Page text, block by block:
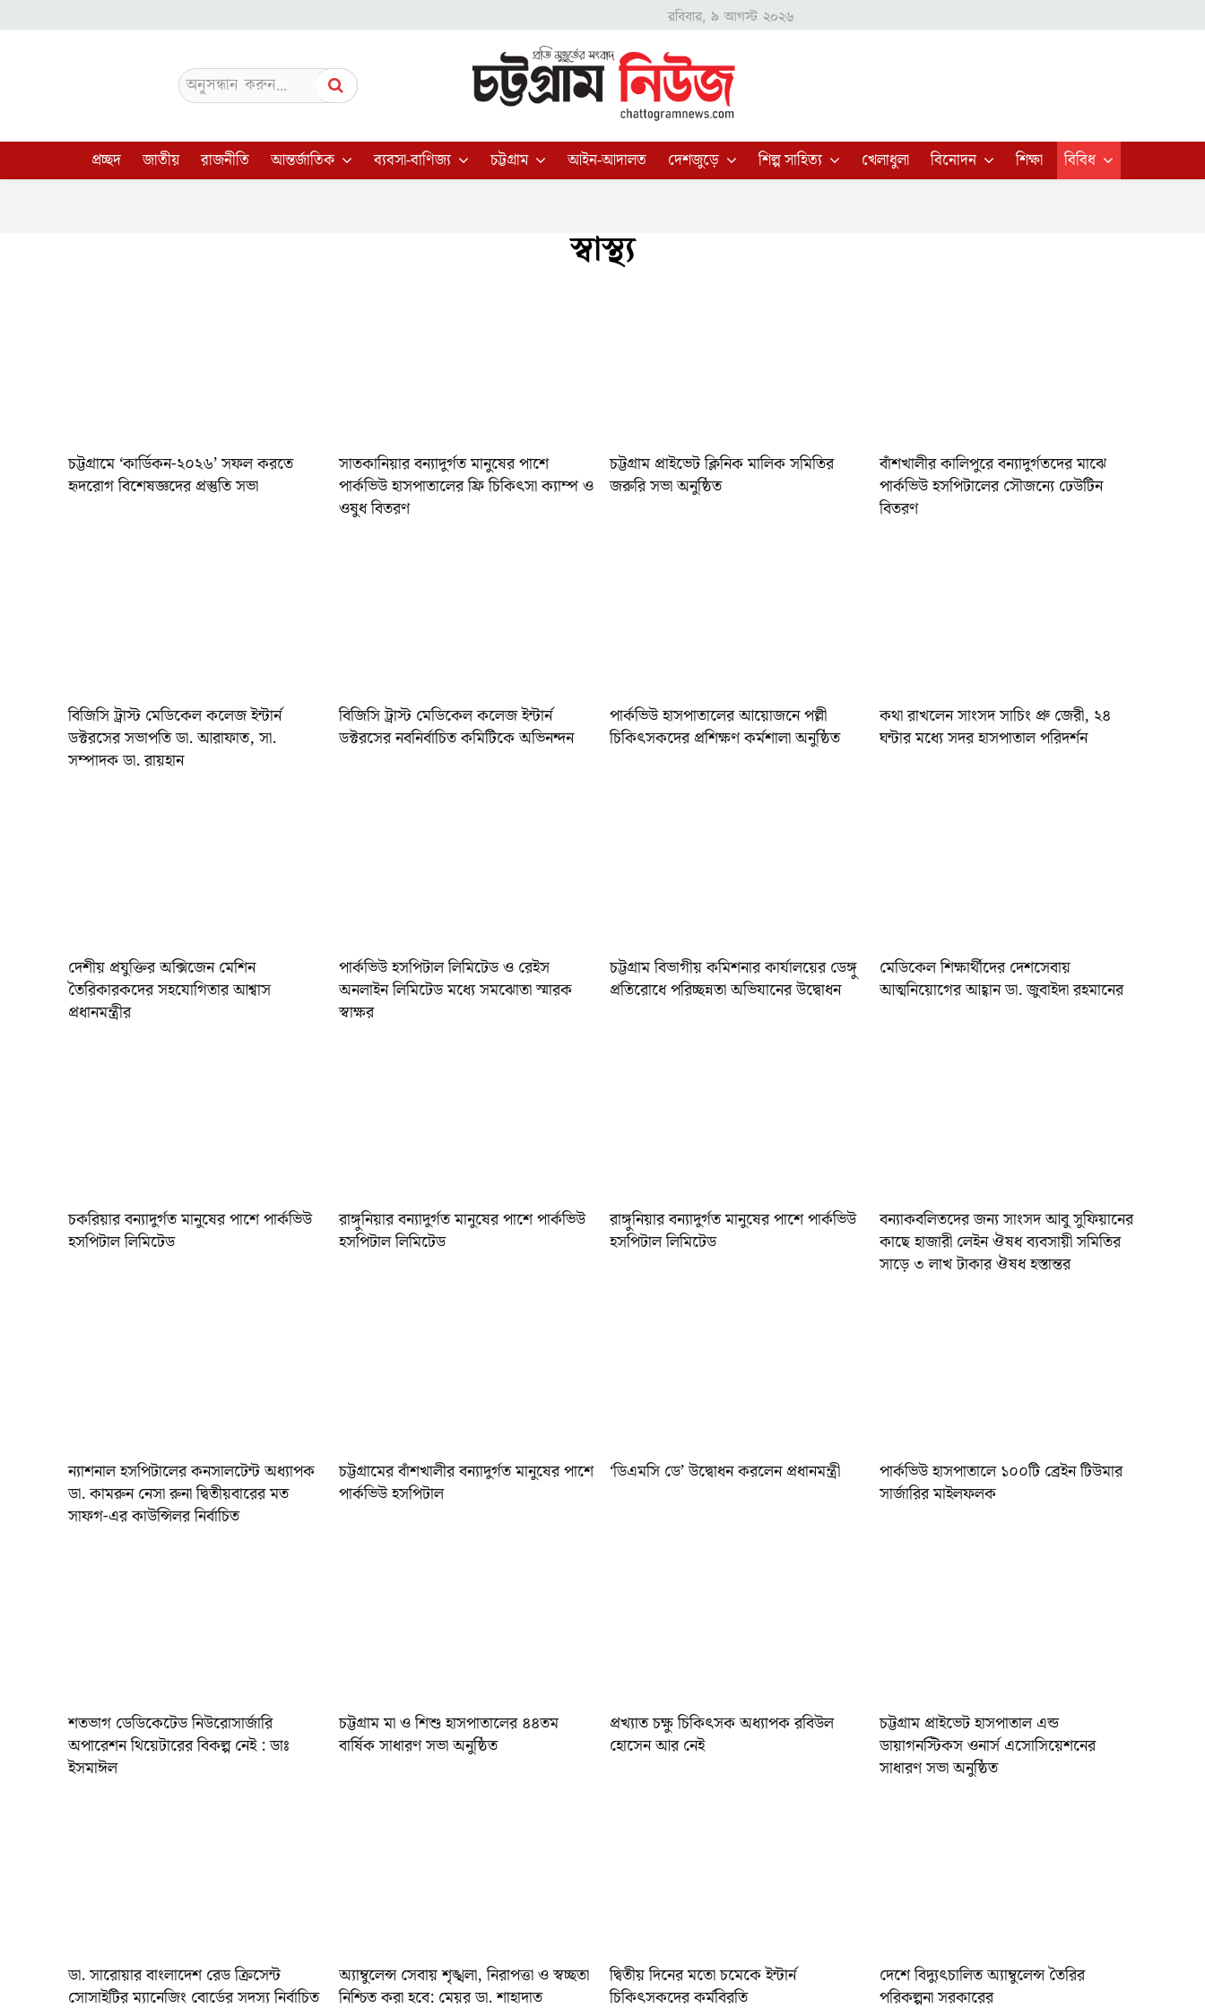
রবিবার, ৯ আগস্ট ২০২৬
অনুসন্ধান করুন...
প্রচ্ছদ জাতীয় রাজনীতি আন্তর্জাতিক ব্যবসা-বাণিজ্য চট্টগ্রাম আইন-আদালত দেশজুড়ে শিল্প সাহিত্য খেলাধুলা বিনোদন শিক্ষা বিবিধ
স্বাস্থ্য
চট্টগ্রামে ‘কার্ডিকন-২০২৬’ সফল করতে
হৃদরোগ বিশেষজ্ঞদের প্রস্তুতি সভা
সাতকানিয়ার বন্যাদুর্গত মানুষের পাশে
পার্কভিউ হাসপাতালের ফ্রি চিকিৎসা ক্যাম্প ও
ওষুধ বিতরণ
চট্টগ্রাম প্রাইভেট ক্লিনিক মালিক সমিতির
জরুরি সভা অনুষ্ঠিত
বাঁশখালীর কালিপুরে বন্যাদুর্গতদের মাঝে
পার্কভিউ হসপিটালের সৌজন্যে ঢেউটিন
বিতরণ
বিজিসি ট্রাস্ট মেডিকেল কলেজ ইন্টার্ন
ডক্টরসের সভাপতি ডা. আরাফাত, সা.
সম্পাদক ডা. রায়হান
বিজিসি ট্রাস্ট মেডিকেল কলেজ ইন্টার্ন
ডক্টরসের নবনির্বাচিত কমিটিকে অভিনন্দন
পার্কভিউ হাসপাতালের আয়োজনে পল্লী
চিকিৎসকদের প্রশিক্ষণ কর্মশালা অনুষ্ঠিত
কথা রাখলেন সাংসদ সাচিং প্রু জেরী, ২৪
ঘন্টার মধ্যে সদর হাসপাতাল পরিদর্শন
দেশীয় প্রযুক্তির অক্সিজেন মেশিন
তৈরিকারকদের সহযোগিতার আশ্বাস
প্রধানমন্ত্রীর
পার্কভিউ হসপিটাল লিমিটেড ও রেইস
অনলাইন লিমিটেড মধ্যে সমঝোতা স্মারক
স্বাক্ষর
চট্টগ্রাম বিভাগীয় কমিশনার কার্যালয়ের ডেঙ্গু
প্রতিরোধে পরিচ্ছন্নতা অভিযানের উদ্বোধন
মেডিকেল শিক্ষার্থীদের দেশসেবায়
আত্মনিয়োগের আহ্বান ডা. জুবাইদা রহমানের
চকরিয়ার বন্যাদুর্গত মানুষের পাশে পার্কভিউ
হসপিটাল লিমিটেড
রাঙ্গুনিয়ার বন্যাদুর্গত মানুষের পাশে পার্কভিউ
হসপিটাল লিমিটেড
রাঙ্গুনিয়ার বন্যাদুর্গত মানুষের পাশে পার্কভিউ
হসপিটাল লিমিটেড
বন্যাকবলিতদের জন্য সাংসদ আবু সুফিয়ানের
কাছে হাজারী লেইন ঔষধ ব্যবসায়ী সমিতির
সাড়ে ৩ লাখ টাকার ঔষধ হস্তান্তর
ন্যাশনাল হসপিটালের কনসালটেন্ট অধ্যাপক
ডা. কামরুন নেসা রুনা দ্বিতীয়বারের মত
সাফগ-এর কাউন্সিলর নির্বাচিত
চট্টগ্রামের বাঁশখালীর বন্যাদুর্গত মানুষের পাশে
পার্কভিউ হসপিটাল
‘ডিএমসি ডে’ উদ্বোধন করলেন প্রধানমন্ত্রী
পার্কভিউ হাসপাতালে ১০০টি ব্রেইন টিউমার
সার্জারির মাইলফলক
শতভাগ ডেডিকেটেড নিউরোসার্জারি
অপারেশন থিয়েটারের বিকল্প নেই : ডাঃ
ইসমাঈল
চট্টগ্রাম মা ও শিশু হাসপাতালের ৪৪তম
বার্ষিক সাধারণ সভা অনুষ্ঠিত
প্রখ্যাত চক্ষু চিকিৎসক অধ্যাপক রবিউল
হোসেন আর নেই
চট্টগ্রাম প্রাইভেট হাসপাতাল এন্ড
ডায়াগনস্টিকস ওনার্স এসোসিয়েশনের
সাধারণ সভা অনুষ্ঠিত
ডা. সারোয়ার বাংলাদেশ রেড ক্রিসেন্ট
সোসাইটির ম‍্যানেজিং বোর্ডের সদস্য নির্বাচিত
অ্যাম্বুলেন্স সেবায় শৃঙ্খলা, নিরাপত্তা ও স্বচ্ছতা
নিশ্চিত করা হবে: মেয়র ডা. শাহাদাত
দ্বিতীয় দিনের মতো চমেকে ইন্টার্ন
চিকিৎসকদের কর্মবিরতি
দেশে বিদ্যুৎচালিত অ্যাম্বুলেন্স তৈরির
পরিকল্পনা সরকারের